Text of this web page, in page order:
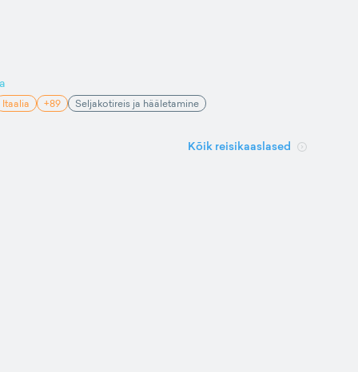
Itaalia +89 Seljakotireis ja hääletamine
Kõik reisikaaslased